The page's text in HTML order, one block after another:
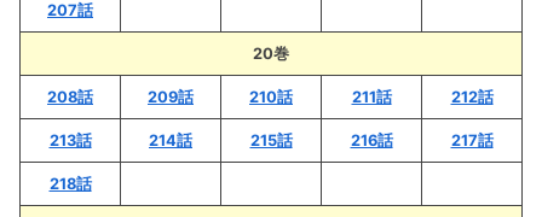
207話
20巻
208話 209話 210話 211話 212話
213話 214話 215話 216話 217話
218話